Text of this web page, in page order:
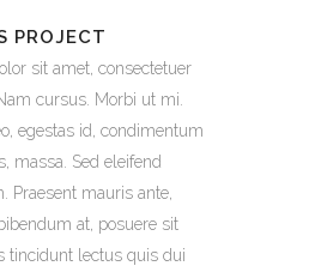
PROJECT
sit amet, consectetuer
cursus. Morbi ut mi.
egestas id, condimentum
massa. Sed eleifend
Praesent mauris ante,
at, posuere sit
tincidunt lectus quis dui